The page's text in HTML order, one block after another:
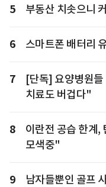
5 부동산 치솟으니
6 스마트폰 배터리
7
[단독] 요양병원
치료도 버겁다"
8
이란전 공습 한계
모색중"
9 남자들뿐인 골프